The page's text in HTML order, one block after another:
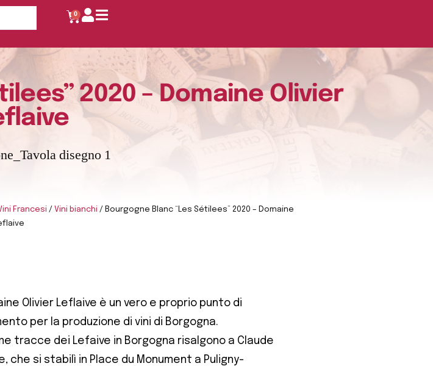
0
2020 – Domaine Olivier
Francesi / Vini bianchi / Bourgogne Blanc “Les Sétilees” 2020 – Domaine
Olivier Leflaive è un vero e proprio punto di
per la produzione di vini di Borgogna.
tracce dei Lefaive in Borgogna risalgono a Claude
che si stabilì in Place du Monument a Puligny-